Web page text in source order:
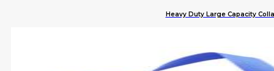
Heavy Duty Large Capacity